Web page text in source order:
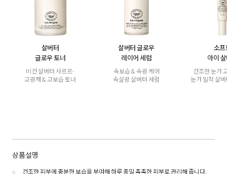
살버터
글로우 토너
비건 살버터 사르르-
고광채 & 고보습 토너
살버터 글로우
레이어 세럼
속보습 & 속광 케어
속살광 살버터 세럼
소프
아이
건조한 눈가
눈가 밀착 살
상품설명
건조한 피부에 충분한 보습을 부여해 하루 종일 촉촉한 피부로 관리해 줍니다.